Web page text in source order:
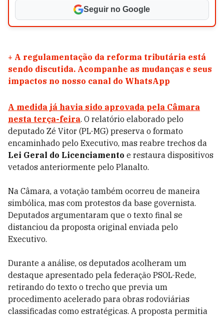
Seguir no Google
+ A regulamentação da reforma tributária está
sendo discutida. Acompanhe as mudanças e seus
impactos no nosso canal do WhatsApp
A medida já havia sido aprovada pela Câmara
nesta terça-feira. O relatório elaborado pelo
deputado Zé Vitor (PL-MG) preserva o formato
encaminhado pelo Executivo, mas reabre trechos da
Lei Geral do Licenciamento e restaura dispositivos
vetados anteriormente pelo Planalto.
Na Câmara, a votação também ocorreu de maneira
simbólica, mas com protestos da base governista.
Deputados argumentaram que o texto final se
distanciou da proposta original enviada pelo
Executivo.
Durante a análise, os deputados acolheram um
destaque apresentado pela federação PSOL-Rede,
retirando do texto o trecho que previa um
procedimento acelerado para obras rodoviárias
classificadas como estratégicas. A proposta permitia